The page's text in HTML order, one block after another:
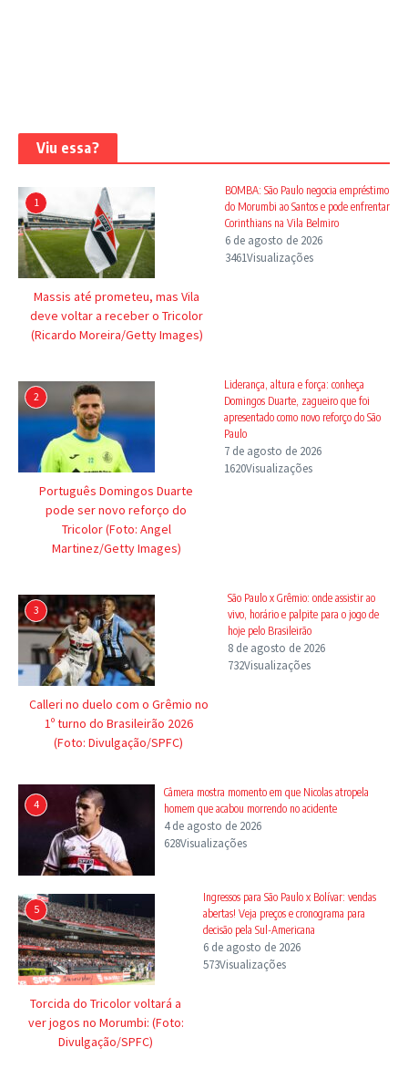
Viu essa?
1
Massis até prometeu, mas Vila
deve voltar a receber o Tricolor
(Ricardo Moreira/Getty Images)
BOMBA: São Paulo negocia empréstimo
do Morumbi ao Santos e pode enfrentar
Corinthians na Vila Belmiro
6 de agosto de 2026
3461Visualizações
2
Português Domingos Duarte
pode ser novo reforço do
Tricolor (Foto: Angel
Martinez/Getty Images)
Liderança, altura e força: conheça
Domingos Duarte, zagueiro que foi
apresentado como novo reforço do São
Paulo
7 de agosto de 2026
1620Visualizações
3
Calleri no duelo com o Grêmio no
1º turno do Brasileirão 2026
(Foto: Divulgação/SPFC)
São Paulo x Grêmio: onde assistir ao
vivo, horário e palpite para o jogo de
hoje pelo Brasileirão
8 de agosto de 2026
732Visualizações
4
Câmera mostra momento em que Nicolas atropela
homem que acabou morrendo no acidente
4 de agosto de 2026
628Visualizações
5
Torcida do Tricolor voltará a
ver jogos no Morumbi: (Foto:
Divulgação/SPFC)
Ingressos para São Paulo x Bolívar: vendas
abertas! Veja preços e cronograma para
decisão pela Sul-Americana
6 de agosto de 2026
573Visualizações